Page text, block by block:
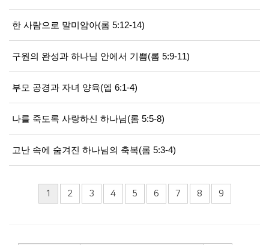
한 사람으로 말미암아(롬 5:12-14)
구원의 완성과 하나님 안에서 기쁨(롬 5:9-11)
부모 공경과 자녀 양육(엡 6:1-4)
나를 죽도록 사랑하신 하나님(롬 5:5-8)
고난 속에 숨겨진 하나님의 축복(롬 5:3-4)
1 2 3 4 5 6 7 8 9